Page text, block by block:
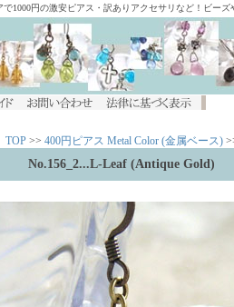
1000円の激安ピアス・訳ありアクセサリなど！ビー
TOP>> 400円ピアス Metal Color (金属ベース)
No.156_2...L-Leaf (Antique Gold)